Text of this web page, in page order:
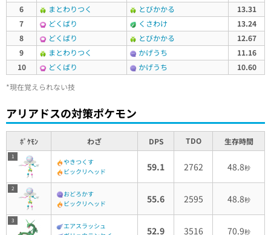
6
まとわりつく とびかかる
13.31
7
どくばり くさわけ
13.24
8
どくばり とびかかる
12.67
9
まとわりつく かげうち
11.16
10
どくばり かげうち
10.60
*現在覚えられない技
アリアドスの対策ポケモン
ﾎﾟｹﾓﾝ わざ DPS TDO 生存時間
1
やきつくす
ビックリヘッド
59.1 2762 48.8秒
2
おどろかす
ビックリヘッド
55.6 2595 48.8秒
3
エアスラッシュ
52.9 3516 70.9秒